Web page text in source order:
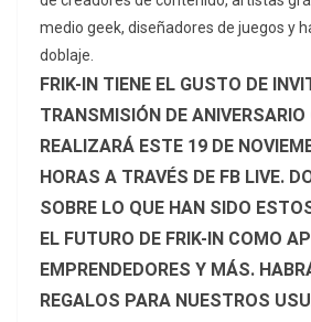
medio geek, diseñadores de juegos y
doblaje.
FRIK-IN TIENE EL GUSTO DE
TRANSMISIÓN DE ANIVERSARIO
REALIZARÁ ESTE 19 DE
HORAS A TRAVÉS DE FB LIVE.
SOBRE LO QUE HAN SIDO
EL FUTURO DE FRIK-IN COMO
EMPRENDEDORES Y MÁS.
REGALOS PARA NUESTROS